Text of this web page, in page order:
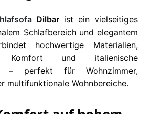
Dilbarist ein vielseitiges
Schlafbereich und elegantem
hochwertige Materialien,
Komfort und italienische
– perfekt für Wohnzimmer,
multifunktionale Wohnbereiche.